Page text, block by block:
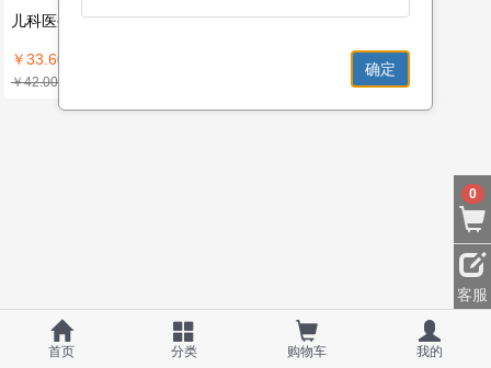
儿科医生说-当我的孩子生病时
￥33.60
￥42.00
首页 分类 购物车 我的
0
客服
确定